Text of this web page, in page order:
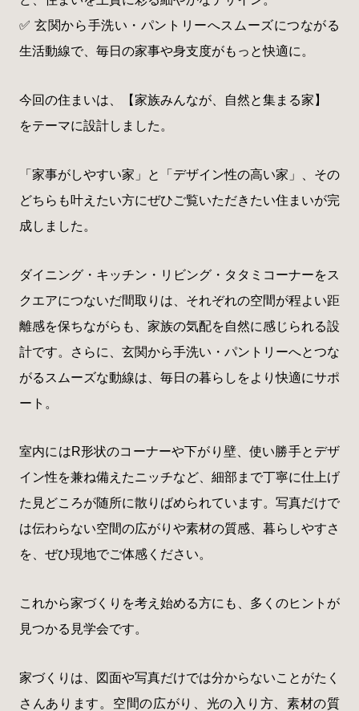
✅ 玄関から手洗い・パントリーへスムーズにつながる
生活動線で、毎日の家事や身支度がもっと快適に。
今回の住まいは、【家族みんなが、自然と集まる家】
をテーマに設計しました。
「家事がしやすい家」と「デザイン性の高い家」、その
どちらも叶えたい方にぜひご覧いただきたい住まいが完
成しました。
ダイニング・キッチン・リビング・タタミコーナーをス
クエアにつないだ間取りは、それぞれの空間が程よい距
離感を保ちながらも、家族の気配を自然に感じられる設
計です。さらに、玄関から手洗い・パントリーへとつな
がるスムーズな動線は、毎日の暮らしをより快適にサポ
ート。
室内にはR形状のコーナーや下がり壁、使い勝手とデザ
イン性を兼ね備えたニッチなど、細部まで丁寧に仕上げ
た見どころが随所に散りばめられています。写真だけで
は伝わらない空間の広がりや素材の質感、暮らしやすさ
を、ぜひ現地でご体感ください。
これから家づくりを考え始める方にも、多くのヒントが
見つかる見学会です。
家づくりは、図面や写真だけでは分からないことがたく
さんあります。空間の広がり、光の入り方、素材の質